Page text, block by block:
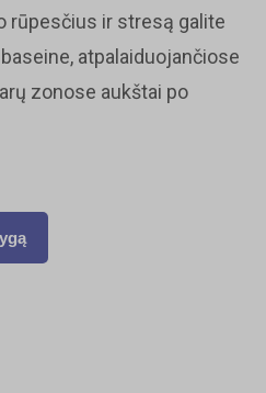
rūpesčius ir stresą galite
atpalaiduojančiose
zonose aukštai po